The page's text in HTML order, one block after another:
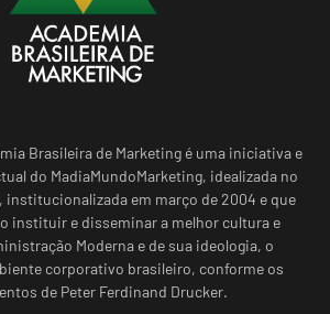
Brasileira de Marketing é uma iniciativa e
do MadiaMundoMarketing, idealizada no
institucionalizada em março de 2004 e que
instituir e disseminar a melhor cultura e
Moderna e de sua ideologia, o
corporativo brasileiro, conforme os
de Peter Ferdinand Drucker.